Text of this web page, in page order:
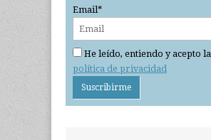
Email*
He leído, entiendo y acepto la
política de privacidad